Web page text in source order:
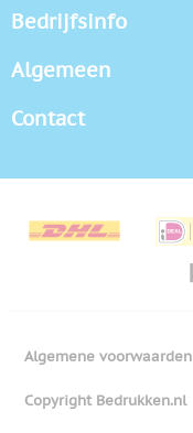
Bedrijfsinfo
Algemeen
Contact
Algemene voorwaarden
Copyright Bedrukken.nl